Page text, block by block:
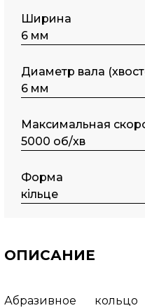
Ширина
6 мм
Диаметр вала
6 мм
Максимальная
5000 об/хв
Форма
кільце
ОПИСАНИЕ
Абразивное